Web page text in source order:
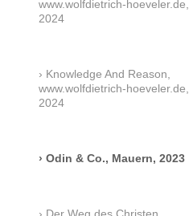
www.wolfdietrich-hoeveler.de,
2024
Knowledge And Reason,
www.wolfdietrich-hoeveler.de,
2024
Odin & Co., Mauern, 2023